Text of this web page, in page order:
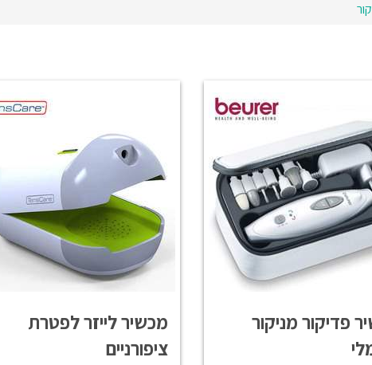
פדיקור מניקור
מכשיר לייזר לפטרת
ציפורניים